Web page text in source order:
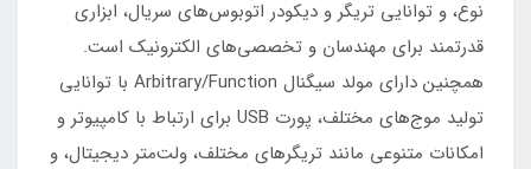
نوع، و توانایی تریگر و دیکودر اتوبوس‌های سریال، ابزاری
قدرتمند برای مهندسان و تخصصی‌های الکترونیک است.
همچنین دارای مولد سیگنال Arbitrary/Function با توانایی
تولید موج‌های مختلف، پورت USB برای ارتباط با کامپیوتر و
امکانات متنوعی مانند تریگرهای مختلف، ولت‌متر دیجیتال، و